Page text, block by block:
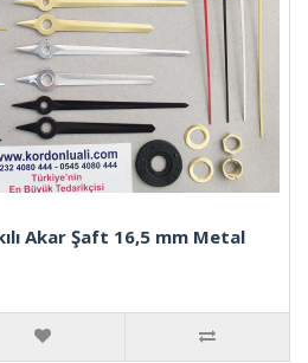
Akar Şaft 16,5 mm Metal